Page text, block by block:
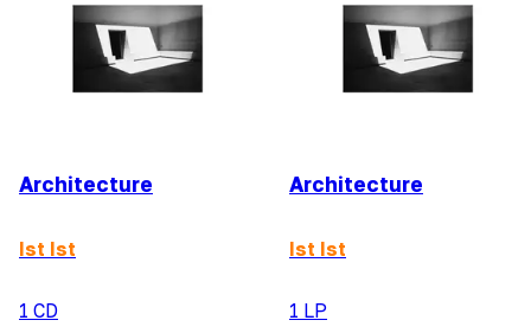
Architecture
Ist Ist
1 CD
Architecture
Ist Ist
1 LP